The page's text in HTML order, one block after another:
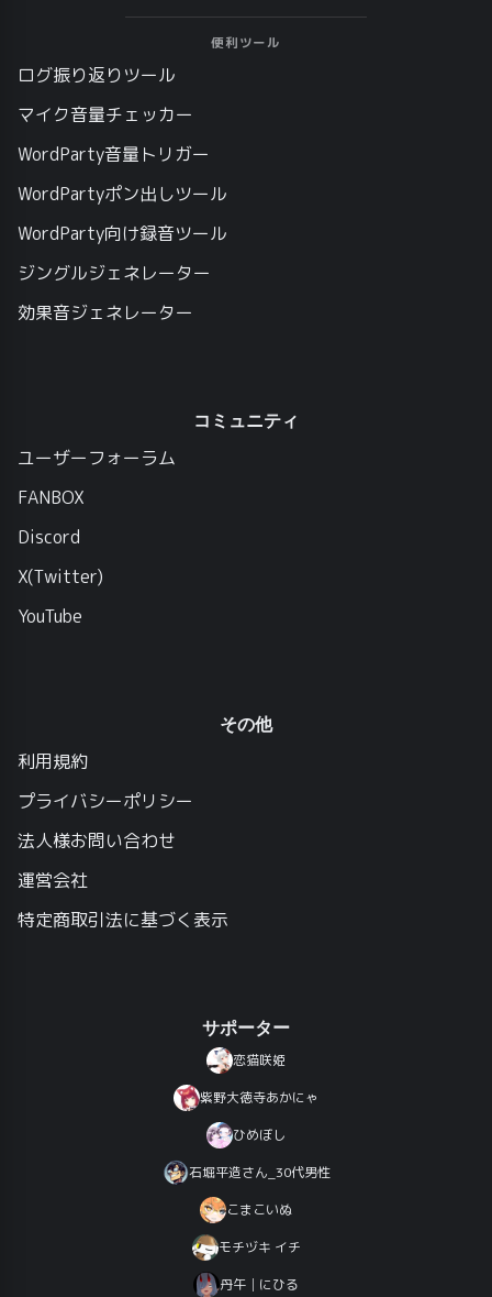
便利ツール
ログ振り返りツール
マイク音量チェッカー
WordParty音量トリガー
WordPartyポン出しツール
WordParty向け録音ツール
ジングルジェネレーター
効果音ジェネレーター
コミュニティ
ユーザーフォーラム
FANBOX
Discord
X(Twitter)
YouTube
その他
利用規約
プライバシーポリシー
法人様お問い合わせ
運営会社
特定商取引法に基づく表示
サポーター
恋猫咲姫
紫野大徳寺あかにゃ
ひめぼし
石堀平造さん_30代男性
こまこいぬ
モチヅキ イチ
丹午│にひる